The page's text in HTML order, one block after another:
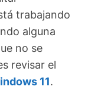
trabajando
alguna
no se
revisar el
11.